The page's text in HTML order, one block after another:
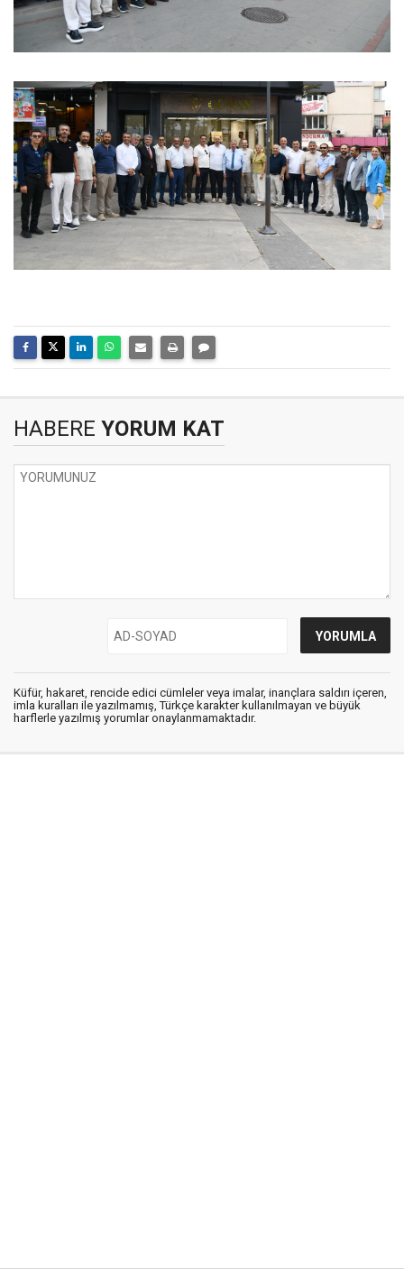
HABERE YORUM KAT
Küfür, hakaret, rencide edici cümleler veya imalar, inançlara saldırı içeren,
imla kuralları ile yazılmamış, Türkçe karakter kullanılmayan ve büyük
harflerle yazılmış yorumlar onaylanmamaktadır.